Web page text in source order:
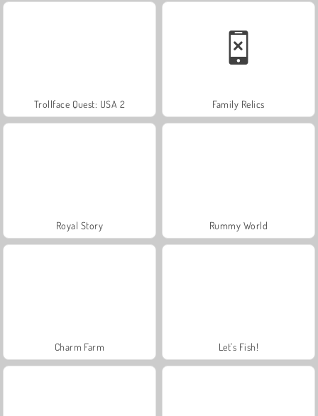
Trollface Quest: USA 2 Family Relics
Royal Story Rummy World
Charm Farm Let's Fish!